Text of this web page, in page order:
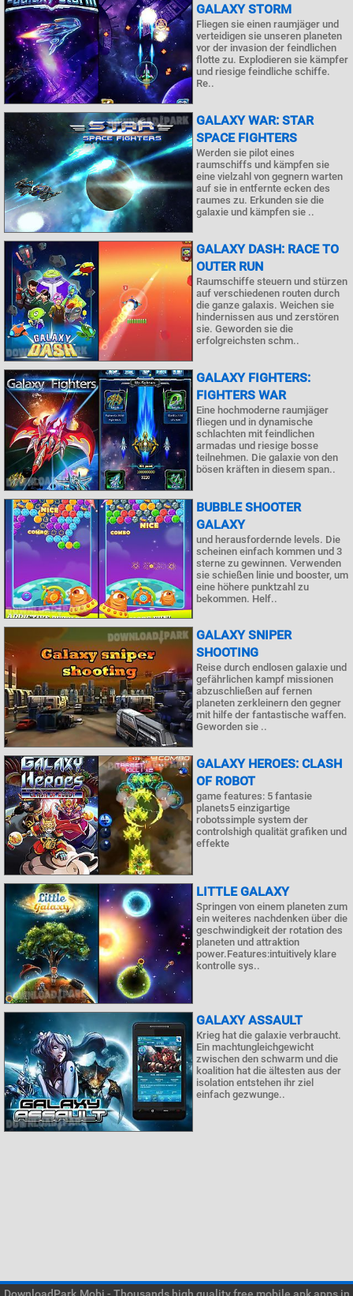
GALAXY STORM
Fliegen sie einen raumjäger und
verteidigen sie unseren planeten
vor der invasion der feindlichen
flotte zu. Explodieren sie kämpfer
und riesige feindliche schiffe.
Re..
GALAXY WAR: STAR
SPACE FIGHTERS
Werden sie pilot eines
raumschiffs und kämpfen sie
eine vielzahl von gegnern warten
auf sie in entfernte ecken des
raumes zu. Erkunden sie die
galaxie und kämpfen sie ..
GALAXY DASH: RACE TO
OUTER RUN
Raumschiffe steuern und stürzen
auf verschiedenen routen durch
die ganze galaxis. Weichen sie
hindernissen aus und zerstören
sie. Geworden sie die
erfolgreichsten schm..
GALAXY FIGHTERS:
FIGHTERS WAR
Eine hochmoderne raumjäger
fliegen und in dynamische
schlachten mit feindlichen
armadas und riesige bosse
teilnehmen. Die galaxie von den
bösen kräften in diesem span..
BUBBLE SHOOTER
GALAXY
und herausfordernde levels. Die
scheinen einfach kommen und 3
sterne zu gewinnen. Verwenden
sie schießen linie und booster, um
eine höhere punktzahl zu
bekommen. Helf..
GALAXY SNIPER
SHOOTING
Reise durch endlosen galaxie und
gefährlichen kampf missionen
abzuschließen auf fernen
planeten zerkleinern den gegner
mit hilfe der fantastische waffen.
Geworden sie ..
GALAXY HEROES: CLASH
OF ROBOT
game features: 5 fantasie
planets5 einzigartige
robotssimple system der
controlshigh qualität grafiken und
effekte
LITTLE GALAXY
Springen von einem planeten zum
ein weiteres nachdenken über die
geschwindigkeit der rotation des
planeten und attraktion
power.Features:intuitively klare
kontrolle sys..
GALAXY ASSAULT
Krieg hat die galaxie verbraucht.
Ein machtungleichgewicht
zwischen den schwarm und die
koalition hat die ältesten aus der
isolation entstehen ihr ziel
einfach gezwunge..